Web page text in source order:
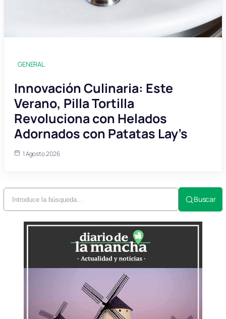
GENERAL
Innovación Culinaria: Este
Verano, Pilla Tortilla
Revoluciona con Helados
Adornados con Patatas Lay’s
1 Agosto 2026
Buscar